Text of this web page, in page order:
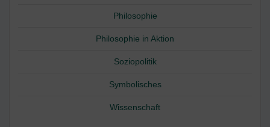
Philosophie
Philosophie in Aktion
Soziopolitik
Symbolisches
Wissenschaft